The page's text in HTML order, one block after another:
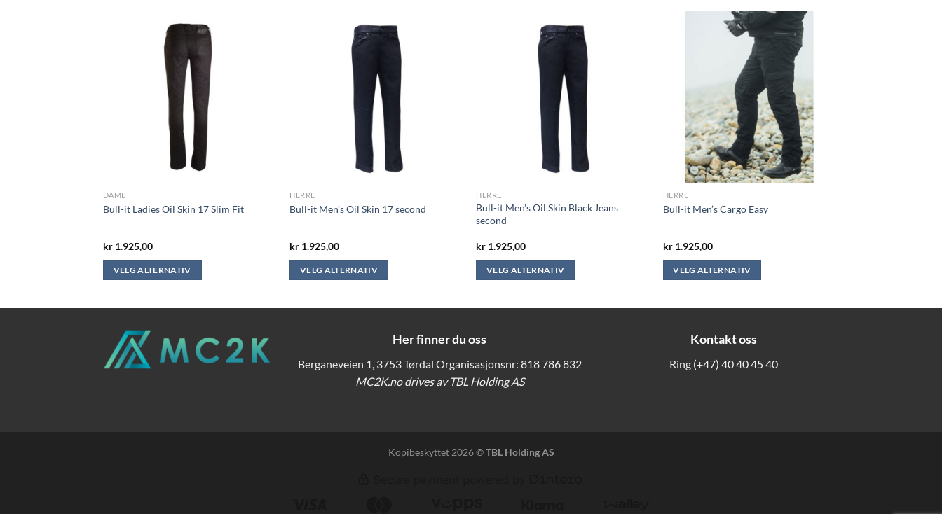
DAME
Bull-it Ladies Oil Skin 17 Slim Fit
kr1.925,00
VELG ALTERNATIV
flere
varianter.
Alternativene
HERRE
Bull-it Men’s Oil Skin 17 second
kr 1.925,00
VELG ALTERNATIV
Alternativene
HERRE
Bull-it Men’s Oil Skin Black Jeans
second
kr 1.925,00
VELG ALTERNATIV
flere
Alternativene
kan
HERRE
Bull-it Men’s Cargo Easy
kr1.925,00
VELG ALTERNATIV
Alternativene
Her finner du oss
Berganeveien 1, 3753 Tørdal Organisasjonsnr: 818 786 832
MC2K.no drives av TBL Holding AS
Kontakt oss
Ring (+47) 40 40 45 40
Kopibeskyttet 2026 ©TBL Holding AS